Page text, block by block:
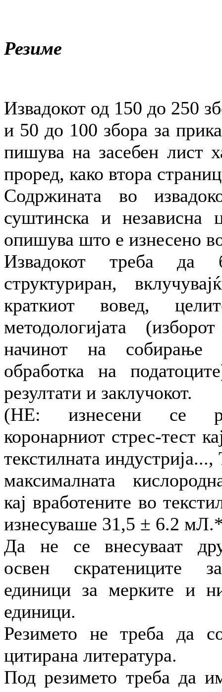
Резиме
Извадокот од 150 до 250
и 50 до 100 збора за
пишува на засебен лист
проред, како втора
Содржината во
суштинска и независна
опишува што е изнесено
Извадокот треба да
структуриран,
краткиот вовед,
методологијата
начинот на
обработка на
резултати и заклучокот.
(НЕ: изнесени се
коронарниот стрес-тест
текстилната
максималната
кај вработените во
изнесуваше 31,5 ± 6.2
Да не се внесуваат
освен скратениците
единици за мерките и
единици.
Резимето не треба да
цитирана литература.
Под резимето треба да